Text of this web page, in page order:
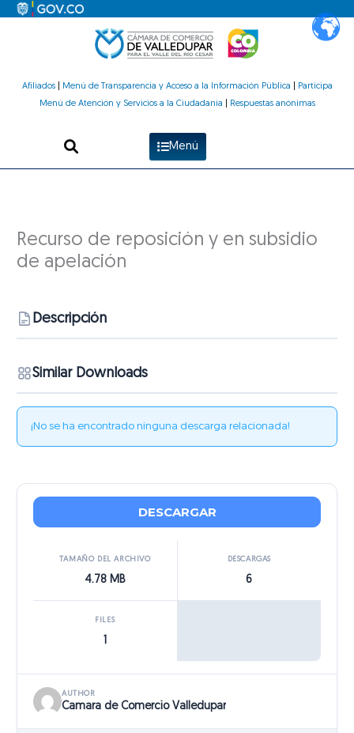
Afiliados| Menú de Transparencia y Acceso a la Información Pública
Participa
Menú de Atención y Servicios a la Ciudadanía
Respuestas anónimas
Menú
Recurso de reposición y en subsidio
de apelación
Descripción
Similar Downloads
¡No se ha encontrado ninguna descarga relacionada!
DESCARGAR
TAMAÑO DEL ARCHIVO
4.78 MB
DESCARGAS
6
FILES
AUTHOR
Camara de Comercio Valledupar